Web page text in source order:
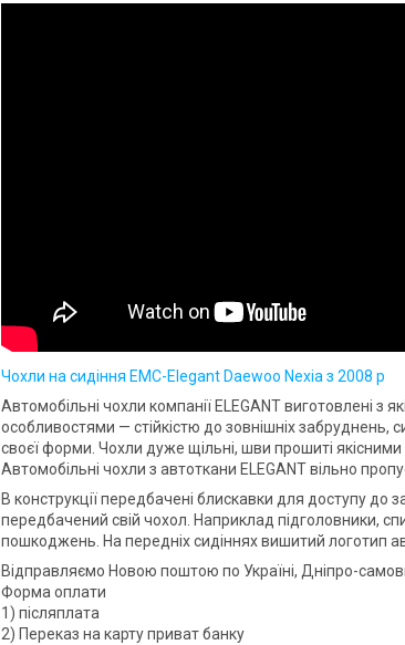
Чохли на сидіння EMC-Elegant Daewoo Nexia з 2008 р
Автомобільні чохли компанії ELEGANT виготовлені з
особливостями — стійкістю до зовнішніх забруднень,
своєї форми. Чохли дуже щільні, шви прошиті
Автомобільні чохли з автоткани ELEGANT вільно
В конструкції передбачені блискавки для доступу до
передбачений свій чохол. Наприклад підголовники,
пошкоджень. На передніх сидіннях вишитий логотип
Відправляємо Новою поштою по Україні, Дніпро-
Форма оплати
1) післяплата
2) Переказ на карту приват банку